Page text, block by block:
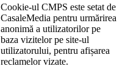
Cookie-ul CMPS este setat de
CasaleMedia pentru urmărirea
anonimă a utilizatorilor pe
baza vizitelor pe site-ul
utilizatorului, pentru afișarea
reclamelor vizate.